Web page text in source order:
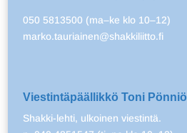
050 5813500 (ma–ke klo 10–12)
marko.tauriainen@shakkiliitto.fi
Viestintäpäällikkö Toni Pönniö
Shakki-lehti, ulkoinen viestintä.